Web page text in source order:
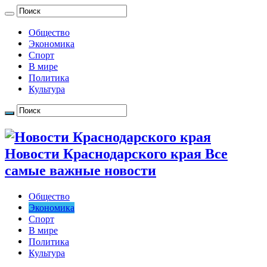
Общество
Экономика
Спорт
В мире
Политика
Культура
Новости Краснодарского края Все
самые важные новости
Общество
Экономика
Спорт
В мире
Политика
Культура